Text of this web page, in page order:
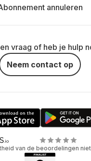
annuleren
vraag of heb je hulp
Neem contact op
van de beoordelingen